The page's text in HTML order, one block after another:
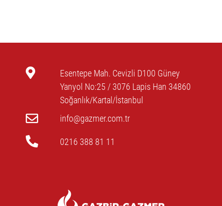
Esentepe Mah. Cevizli D100 Güney
Yanyol No:25 / 3076 Lapis Han 34860
Soğanlık/Kartal/İstanbul
info@gazmer.com.tr
0216 388 81 11